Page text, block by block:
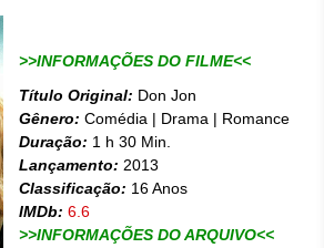
>>INFORMAÇÕES DO FILME<<
Título Original: Don Jon
Gênero: Comédia | Drama | Romance
Duração: 1 h 30 Min.
Lançamento: 2013
Classificação: 16 Anos
IMDb: 6.6
>>INFORMAÇÕES DO ARQUIVO<<